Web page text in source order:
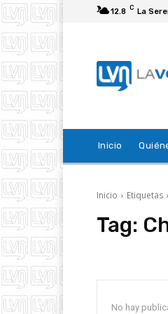
12.8 C La
Inicio
Inicio Etiquetas
Tag:
No hay